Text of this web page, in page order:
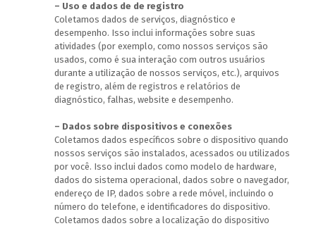
– Uso e dados de de registro
Coletamos dados de serviços, diagnóstico e
desempenho. Isso inclui informações sobre suas
atividades (por exemplo, como nossos serviços são
usados, como é sua interação com outros usuários
durante a utilização de nossos serviços, etc.), arquivos
de registro, além de registros e relatórios de
diagnóstico, falhas, website e desempenho.
– Dados sobre dispositivos e conexões
Coletamos dados específicos sobre o dispositivo quando
nossos serviços são instalados, acessados ou utilizados
por você. Isso inclui dados como modelo de hardware,
dados do sistema operacional, dados sobre o navegador,
endereço de IP, dados sobre a rede móvel, incluindo o
número do telefone, e identificadores do dispositivo.
Coletamos dados sobre a localização do dispositivo